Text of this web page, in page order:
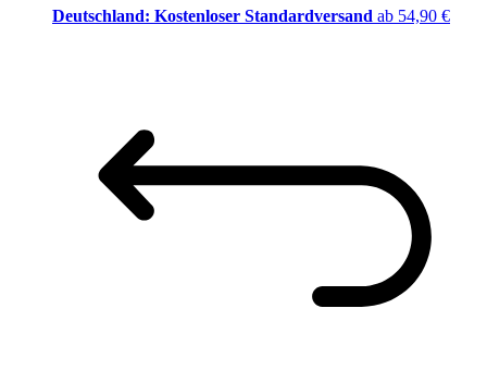
Deutschland: Kostenloser Standardversand ab 54,90 €